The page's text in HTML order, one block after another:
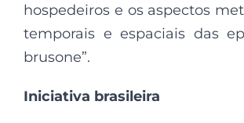
hospedeiros e os aspectos
temporais e espaciais das
brusone”.
Iniciativa brasileira